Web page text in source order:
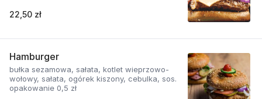
22,50 zł
Hamburger
bułka sezamowa, sałata, kotlet wieprzowo-
wołowy, sałata, ogórek kiszony, cebulka, sos.
opakowanie 0,5 zł